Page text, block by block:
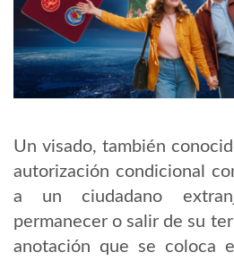
Un visado, también
autorización condicional
a un ciudadano
permanecer o salir de su
anotación que se coloca